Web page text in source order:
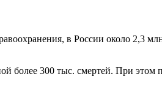
в России около 2,3
более 300 тыс. смертей. При этом